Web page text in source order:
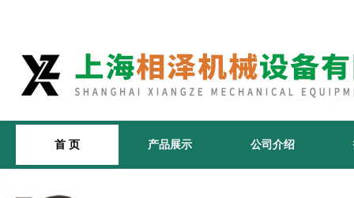
首 页 产品展示 公司介绍